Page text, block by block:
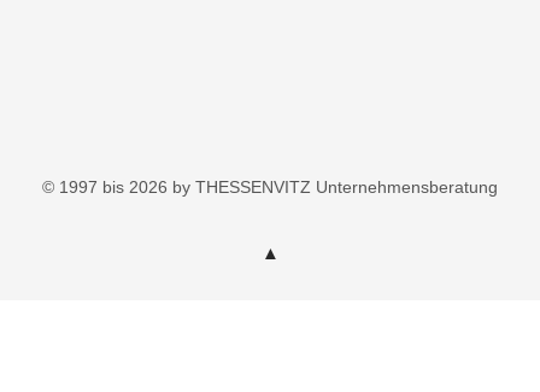
© 1997 bis 2026 by THESSENVITZ Unternehmensberatung